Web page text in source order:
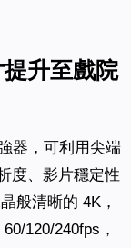
升至戲院
器，可利用尖端
度、影片穩定性
般清晰的 4K，
120/240fps，